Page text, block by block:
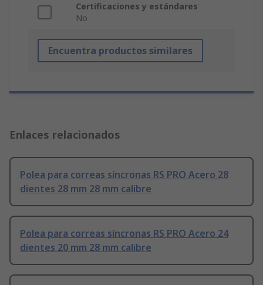
Certificaciones y estándares
No
Encuentra productos similares
Enlaces relacionados
Polea para correas síncronas RS PRO Acero 28
dientes 28 mm 28 mm calibre
Polea para correas síncronas RS PRO Acero 24
dientes 20 mm 28 mm calibre